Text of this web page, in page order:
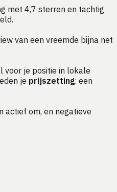
met 4,7 sterren en tachtig
van een vreemde bijna net
voor je positie in lokale
je prijszetting: een
actief om, en negatieve